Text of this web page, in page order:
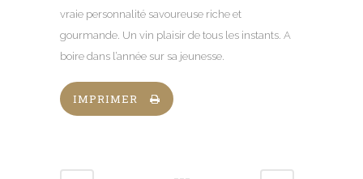
vraie personnalité savoureuse riche et
gourmande. Un vin plaisir de tous les instants. A
boire dans l’année sur sa jeunesse.
IMPRIMER